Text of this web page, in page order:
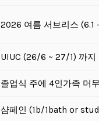
2026 여름 서브리스 (6.1
UIUC (26/6 ~ 27/1) 까지
졸업식 주에 4인가족 머
샴페인 (1b/1bath or